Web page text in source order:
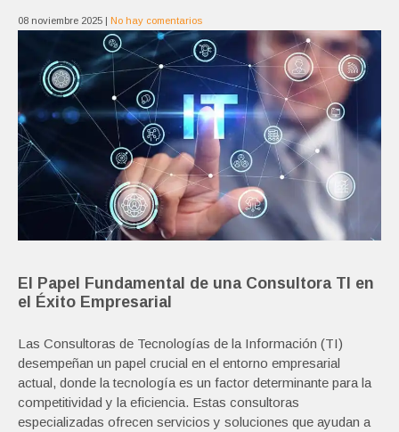
08 noviembre 2025 | No hay comentarios
El Papel Fundamental de una Consultora TI en
el Éxito Empresarial
Las Consultoras de Tecnologías de la Información (TI)
desempeñan un papel crucial en el entorno empresarial
actual, donde la tecnología es un factor determinante para la
competitividad y la eficiencia. Estas consultoras
especializadas ofrecen servicios y soluciones que ayudan a